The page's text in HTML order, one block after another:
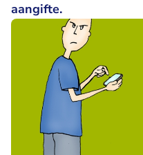
aangifte.